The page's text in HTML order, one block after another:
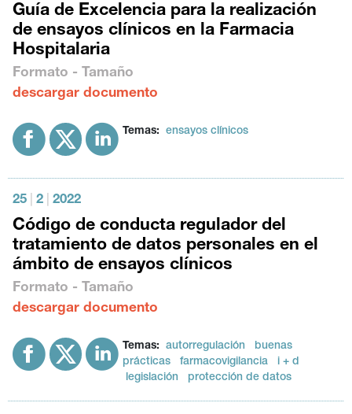
Guía de Excelencia para la realización
de ensayos clínicos en la Farmacia
Hospitalaria
Formato - Tamaño
descargar documento
Temas: ensayos clínicos
25 2 2022
Código de conducta regulador del
tratamiento de datos personales en el
ámbito de ensayos clínicos
Formato - Tamaño
descargar documento
Temas: autorregulación
buenas
prácticas
farmacovigilancia
i + d
legislación
protección de datos